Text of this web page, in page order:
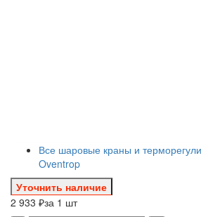
Все шаровые краны и
Oventrop
Уточнить наличие
2 933 ₽за 1 шт